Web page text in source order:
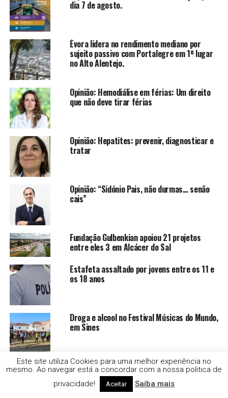
dia 7 de agosto.
Évora lidera no rendimento mediano por
sujeito passivo com Portalegre em 1º lugar
no Alto Alentejo.
Opinião: Hemodiálise em férias: Um direito
que não deve tirar férias
Opinião: Hepatites: prevenir, diagnosticar e
tratar
Opinião: “Sidónio Pais, não durmas… senão
cais”
Fundação Gulbenkian apoiou 21 projetos
entre eles 3 em Alcácer do Sal
Estafeta assaltado por jovens entre os 11 e
os 18 anos
Droga e alcool no Festival Músicas do Mundo,
em Sines
Moscas no verão: cinco cuidados simples
para evitar que se tornem hóspedes
indesejados
Este site utiliza Cookies para uma melhor experiência no
mesmo. Ao navegar está a concordar com a nossa politica de
privacidade!
Aceitar Saiba mais